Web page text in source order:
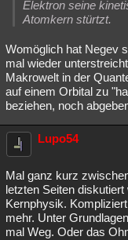
Elektron seine
Atomkern stürtzt.
Womöglich hat Negev
mal wieder
Makrowelt in der
auf einem Orbital zu
beziehen, noch
Lupo54
Mal ganz kurz
letzten Seiten
Kernphysik.
mehr. Unter
mal Weg. Oder das